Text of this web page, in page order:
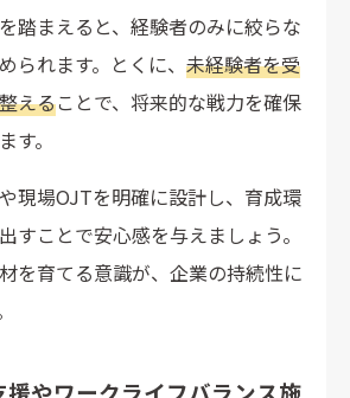
踏まえると、経験者のみに絞らな
られます。とくに、 未経験者を受
えることで、将来的な戦力を確保
す。
現場OJTを明確に設計し、育成環
すことで安心感を与えましょう。
を育てる意識が、企業の持続性に